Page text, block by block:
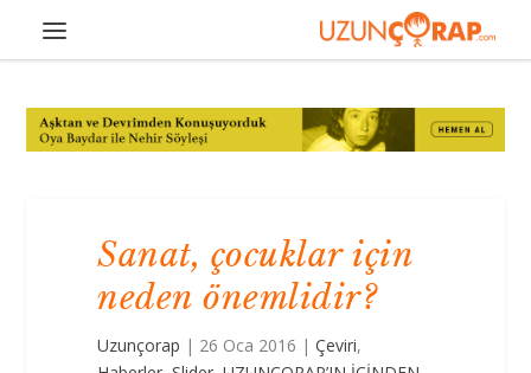
Sanat, çocuklar için
neden önemlidir?
Uzunçorap | 26 Oca 2016 |Çeviri,